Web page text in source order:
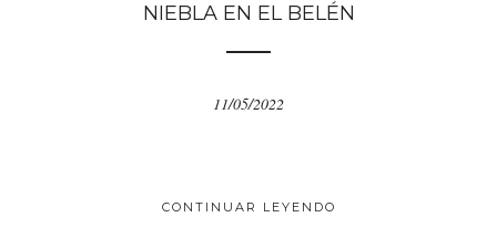
NIEBLA EN EL BELÉN
11/05/2022
CONTINUAR LEYENDO